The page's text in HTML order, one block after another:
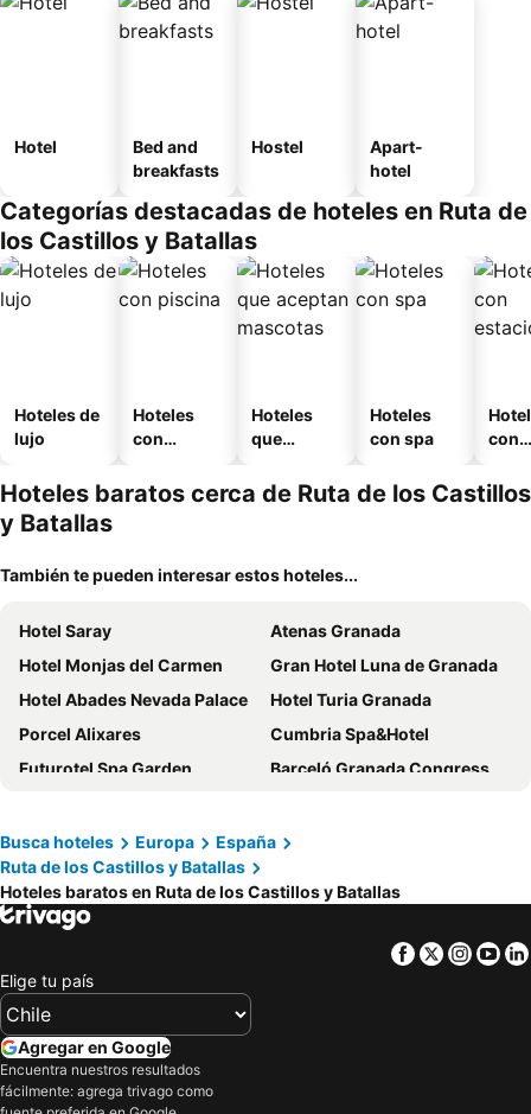
Hotel
Bed and
breakfasts
Hostel
Apart-
hotel
Categorías destacadas de hoteles en Ruta de
los Castillos y Batallas
Hoteles de
lujo
Hoteles
con
Hoteles
que
mascotas
Hoteles
con spa
con
Hoteles baratos cerca de Ruta de los Castillos
y Batallas
También te pueden interesar estos hoteles...
Hotel Saray
Atenas Granada
Hotel Monjas del Carmen
Gran Hotel Luna de Granada
Hotel Abades Nevada Palace
Hotel Turia Granada
Porcel Alixares
Cumbria Spa&Hotel
Futurotel Spa Garden
Barceló Granada Congress
Occidental Granada
Sercotel Palacio de los Gamboa
B&B HOTEL Granada Estación
Áurea Washington Irving
Pension Venecia Gomerez
Hotel Los Angeles Granada
Hotel Macià Monasterio de los Basilios
Porcel Sabica
Porcel Navas
Hotel Infanta Cristina
Busca hoteles Europa
España
Ruta de los Castillos y Batallas
Hoteles baratos en Ruta de los Castillos y Batallas
Facebook
Twitter
Elige tu país
Agregar en Google
Encuentra nuestros resultados
fácilmente: agrega trivago como